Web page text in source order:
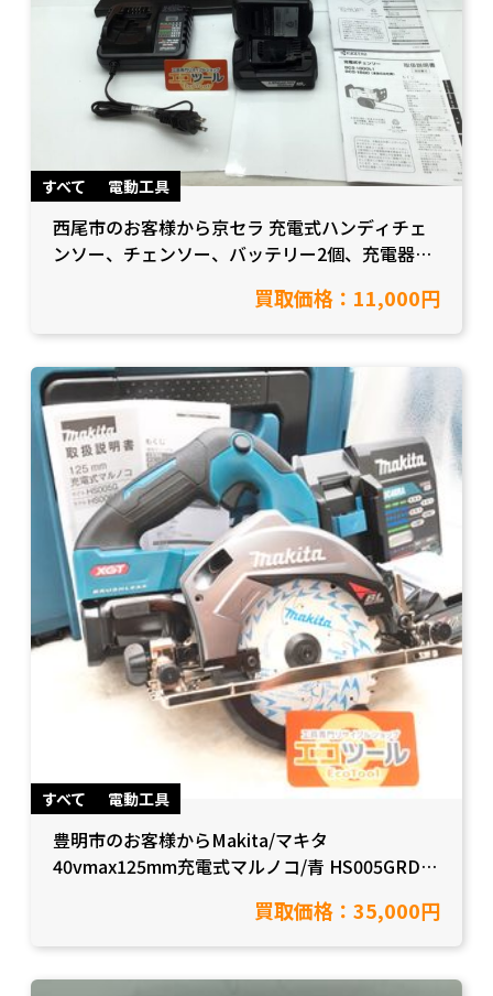
すべて 電動工具
西尾市のお客様から京セラ 充電式ハンディチェ
ンソー、チェンソー、バッテリー2個、充電器セ
買取価格：11,000円
すべて 電動工具
豊明市のお客様からMakita/マキタ
40vmax125mm充電式マルノコ/青 HS005GRDX
買取価格：35,000円